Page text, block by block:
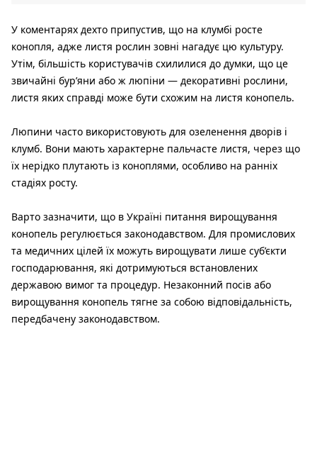
У коментарях дехто припустив, що на клумбі росте
конопля, адже листя рослин зовні нагадує цю культуру.
Утім, більшість користувачів схилилися до думки, що це
звичайні бур’яни або ж люпіни — декоративні рослини,
листя яких справді може бути схожим на листя конопель.
Люпини часто використовують для озеленення дворів і
клумб. Вони мають характерне пальчасте листя, через що
їх нерідко плутають із коноплями, особливо на ранніх
стадіях росту.
Варто зазначити, що в Україні питання вирощування
конопель регулюється законодавством. Для промислових
та медичних цілей їх можуть вирощувати лише суб’єкти
господарювання, які дотримуються встановлених
державою вимог та процедур. Незаконний посів або
вирощування конопель тягне за собою відповідальність,
передбачену законодавством.